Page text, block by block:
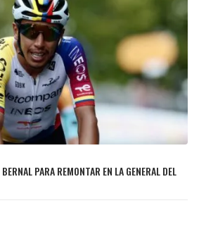
PARA REMONTAR EN LA GENERAL DEL